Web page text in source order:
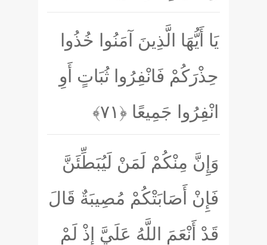
يَا أَيُّهَا الَّذِينَ آمَنُوا خُذُوا
حِذْرَكُمْ فَانْفِرُوا ثُبَاتٍ أَوِ
انْفِرُوا جَمِيعًا ﴿۷۱﴾
وَإِنَّ مِنْكُمْ لَمَنْ لَيُبَطِّئَنَّ
فَإِنْ أَصَابَتْكُمْ مُصِيبَةٌ قَالَ
قَدْ أَنْعَمَ اللَّهُ عَلَيَّ إِذْ لَمْ